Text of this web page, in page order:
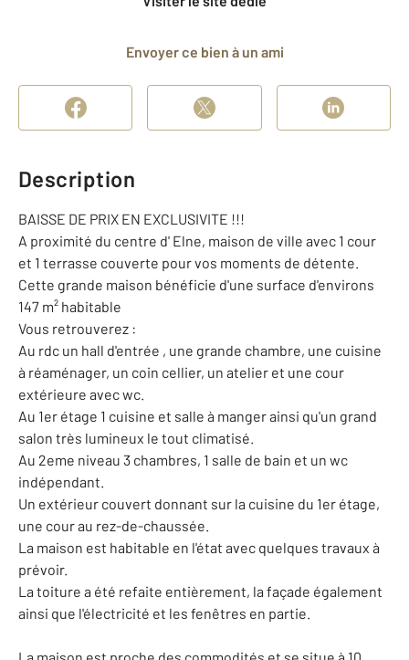
Envoyer ce bien à un ami
Description
BAISSE DE PRIX EN EXCLUSIVITE !!!
A proximité du centre d' Elne, maison de ville avec 1 cour
et 1 terrasse couverte pour vos moments de détente.
Cette grande maison bénéficie d'une surface d'environs
147 m² habitable
Vous retrouverez :
Au rdc un hall d'entrée , une grande chambre, une cuisine
à réaménager, un coin cellier, un atelier et une cour
extérieure avec wc.
Au 1er étage 1 cuisine et salle à manger ainsi qu'un grand
salon très lumineux le tout climatisé.
Au 2eme niveau 3 chambres, 1 salle de bain et un wc
indépendant.
Un extérieur couvert donnant sur la cuisine du 1er étage,
une cour au rez-de-chaussée.
La maison est habitable en l'état avec quelques travaux à
prévoir.
La toiture a été refaite entièrement, la façade également
ainsi que l'électricité et les fenêtres en partie.